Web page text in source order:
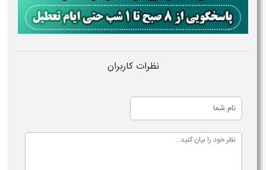
نظرات کاربران